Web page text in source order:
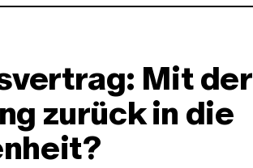
Mit der
zurück in die